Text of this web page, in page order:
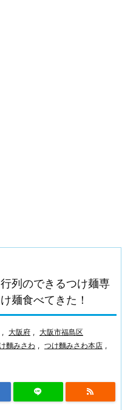
列のできるつけ麺専
麺食べてきた！
, 大阪府 , 大阪市福島区
麵みさわ , つけ麵みさわ本店 ,